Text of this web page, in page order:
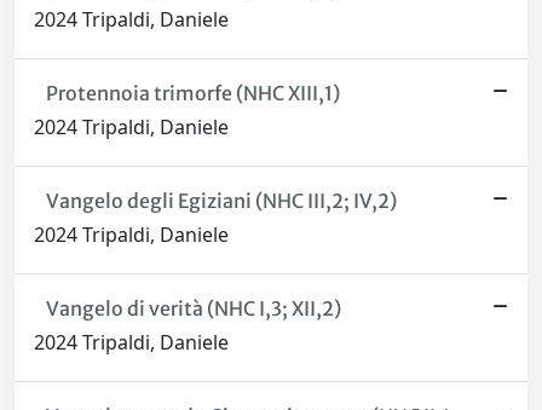
2024 Tripaldi, Daniele
Protennoia trimorfe (NHC XIII,1)
2024 Tripaldi, Daniele
Vangelo degli Egiziani (NHC III,2; IV,2)
2024 Tripaldi, Daniele
Vangelo di verità (NHC I,3; XII,2)
2024 Tripaldi, Daniele